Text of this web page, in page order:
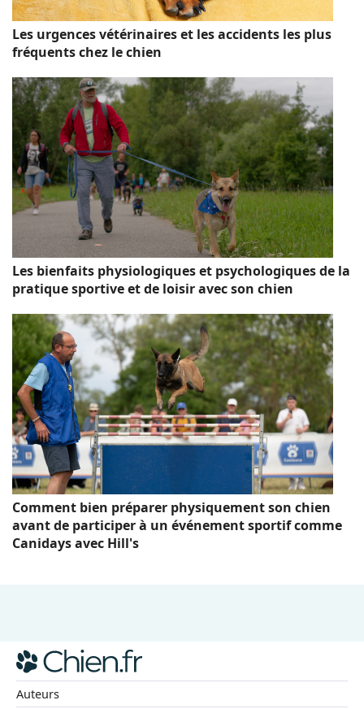
Les urgences vétérinaires et les accidents les plus
fréquents chez le chien
Les bienfaits physiologiques et psychologiques de la
pratique sportive et de loisir avec son chien
Comment bien préparer physiquement son chien
avant de participer à un événement sportif comme
Canidays avec Hill's
Auteurs